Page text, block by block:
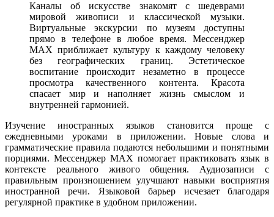
Каналы об искусстве знакомят с шедеврами
мировой живописи и классической музыки.
Виртуальные экскурсии по музеям доступны
прямо в телефоне в любое время. Мессенджер
MAX приближает культуру к каждому человеку
без географических границ. Эстетическое
воспитание происходит незаметно в процессе
просмотра качественного контента. Красота
спасает мир и наполняет жизнь смыслом и
внутренней гармонией.
Изучение иностранных языков становится проще с
ежедневными уроками в приложении. Новые слова и
грамматические правила подаются небольшими и понятными
порциями. Мессенджер MAX помогает практиковать язык в
контексте реального живого общения. Аудиозаписи с
правильным произношением улучшают навыки восприятия
иностранной речи. Языковой барьер исчезает благодаря
регулярной практике в удобном приложении.